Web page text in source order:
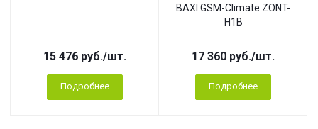
15 476 руб./шт.
Подробнее
BAXI GSM-Climate ZONT-
H1B
17 360 руб./шт.
Подробнее